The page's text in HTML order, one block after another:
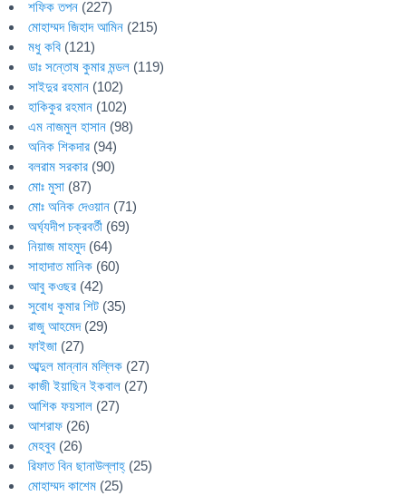
শফিক তপন (227)
মোহাম্মদ জিহাদ আমিন (215)
মধু কবি (121)
ডাঃ সন্তোষ কুমার মন্ডল (119)
সাইদুর রহমান (102)
হাকিকুর রহমান (102)
এম নাজমুল হাসান (98)
অনিক শিকদার (94)
বলরাম সরকার (90)
মোঃ মুসা (87)
মোঃ অনিক দেওয়ান (71)
অর্ঘ্যদীপ চক্রবর্তী (69)
নিয়াজ মাহমুদ(64)
সাহাদাত মানিক (60)
আবু কওছর (42)
সুবোধ কুমার শিট (35)
রাজু আহমেদ(29)
ফাইজা (27)
আব্দুল মান্নান মল্লিক (27)
কাজী ইয়াছিন ইকবাল (27)
আশিক ফয়সাল (27)
আশরাফ (26)
মেহবুব (26)
রিফাত বিন ছানাউল্লাহ্ (25)
মোহাম্মদ কাশেম (25)